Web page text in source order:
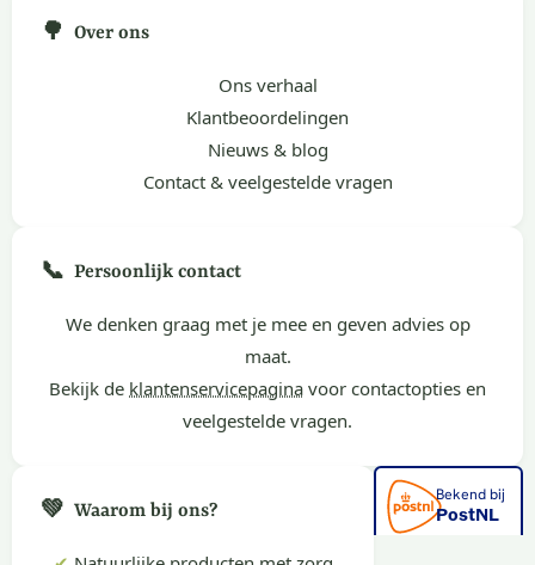
🌳 Over ons
Ons verhaal
Klantbeoordelingen
Nieuws & blog
Contact & veelgestelde vragen
📞 Persoonlijk contact
We denken graag met je mee en geven advies op
maat.
Bekijk de klantenservicepagina voor contactopties en
veelgestelde vragen.
💚 Waarom bij ons?